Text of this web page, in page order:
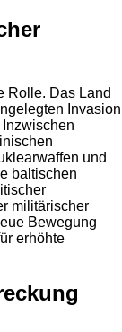
Rolle. Das Land
Invasion
und
baltischen
militärischer
Bewegung
erhöhte